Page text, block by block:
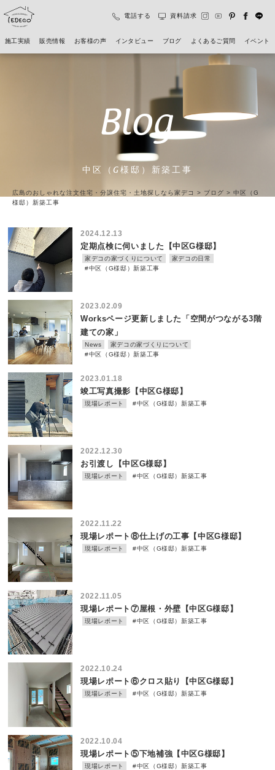
施工実績 販売情報 お客様の声 インタビュー ブログ よくあるご質問 イベント
電話する 資料請求
Blog
中区（G様邸）新築工事
広島のおしゃれな注文住宅・分譲住宅・土地探しなら家デコ > ブログ > 中区（G
様邸）新築工事
2024.12.13
定期点検に伺いました【中区G様邸】
家デコの家づくりについて
家デコの日常
#中区（G様邸）新築工事
2023.02.09
Worksページ更新しました「空間がつながる3階
建ての家」
News
家デコの家づくりについて
#中区（G様邸）新築工事
2023.01.18
竣工写真撮影【中区G様邸】
現場レポート #中区（G様邸）新築工事
2022.12.30
お引渡し【中区G様邸】
現場レポート #中区（G様邸）新築工事
2022.11.22
現場レポート⑧仕上げの工事【中区G様邸】
現場レポート #中区（G様邸）新築工事
2022.11.05
現場レポート⑦屋根・外壁【中区G様邸】
現場レポート #中区（G様邸）新築工事
2022.10.24
現場レポート⑥クロス貼り【中区G様邸】
現場レポート #中区（G様邸）新築工事
2022.10.04
現場レポート⑤下地補強【中区G様邸】
現場レポート #中区（G様邸）新築工事